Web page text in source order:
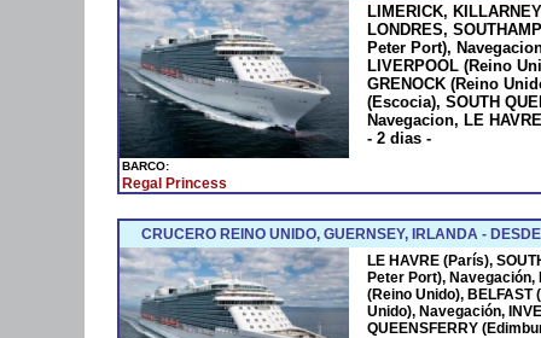
BARCO:
Regal Princess
LIMERICK,
LONDRES,
Peter Port),
LIVERPOOL (Reino
GRENOCK (Reino
(Escocia), SOUTH
Navegacion, LE
- 2 dias -
CRUCERO REINO UNIDO, GUERNSEY, IRLANDA -
LE HAVRE (París),
Peter Port), Navegación,
(Reino Unido), BELFAST
Unido), Navegación,
QUEENSFERRY